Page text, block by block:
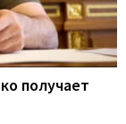
получает